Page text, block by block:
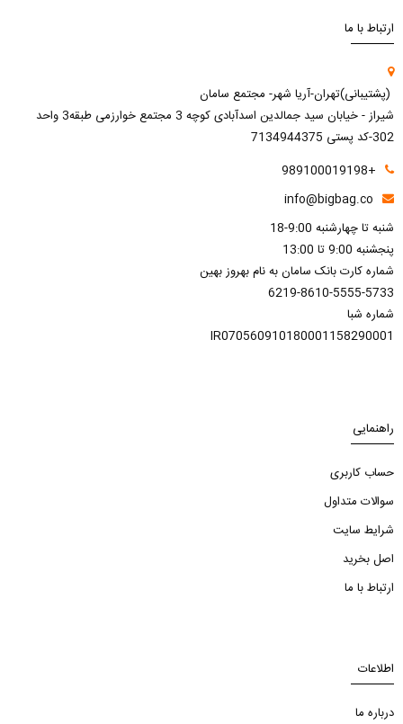
ارتباط با ما
(پشتیبانی)تهران-آریا شهر- مجتمع سامان
شیراز - خیابان سید جمالدین اسدآبادی کوچه 3 مجتمع خوارزمی طبقه3 واحد
302-کد پستی 7134944375
+989100019198
info@bigbag.co
شنبه تا چهارشنبه 9:00-18
پنجشنبه 9:00 تا 13:00
شماره کارت بانک سامان به نام بهروز بهین
6219-8610-5555-5733
شماره شبا
IR070560910180001158290001
راهنمایی
حساب کاربری
سوالات متداول
شرایط سایت
اصل بخرید
ارتباط با ما
اطلاعات
درباره ما